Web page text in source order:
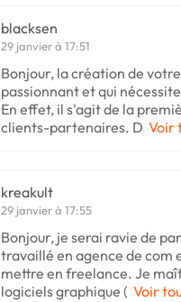
blacksen
29 janvier à 17:51
Bonjour, la création de
passionnant et qui
En effet, il s'agit de la
clients-partenaires. D Voir
kreakult
29 janvier à 17:55
Bonjour, je serai ravie de
travaillé en agence de com
mettre en freelance. Je
logiciels graphique ( Voir